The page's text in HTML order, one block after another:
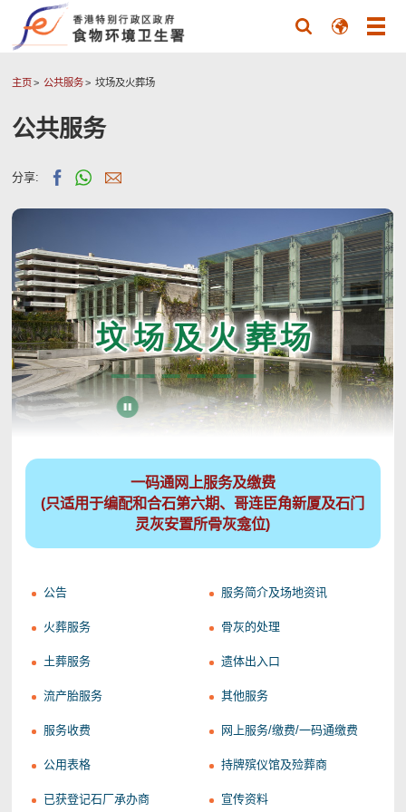
主页 公共服务 坟场及火葬场
公共服务
分享:
一码通网上服务及缴费
(只适用于编配和合石第六期、哥连臣角新厦及石门
灵灰安置所骨灰龛位)
公告 服务简介及场地资讯
火葬服务 骨灰的处理
土葬服务 遗体出入口
流产胎服务 其他服务
服务收费 网上服务/缴费/一码通缴费
公用表格 持牌殡仪馆及殓葬商
已获登记石厂承办商 宣传资料